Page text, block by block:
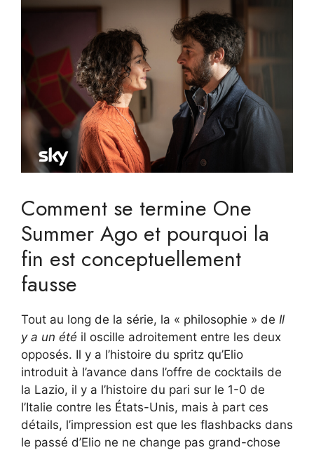
Comment se termine One
Summer Ago et pourquoi la
fin est conceptuellement
fausse
Tout au long de la série, la « philosophie » de Il
y a un été il oscille adroitement entre les deux
opposés. Il y a l’histoire du spritz qu’Elio
introduit à l’avance dans l’offre de cocktails de
la Lazio, il y a l’histoire du pari sur le 1-0 de
l’Italie contre les États-Unis, mais à part ces
détails, l’impression est que les flashbacks dans
le passé d’Elio ne ne change pas grand-chose